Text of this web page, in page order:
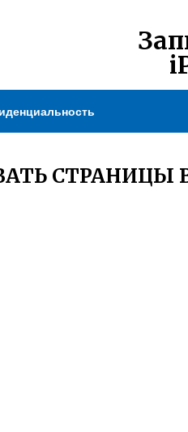
СТРАНИЦЫ